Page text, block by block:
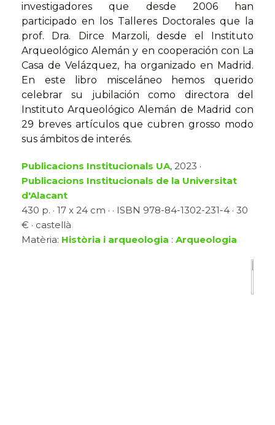
investigadores que desde 2006 han
participado en los Talleres Doctorales que la
prof. Dra. Dirce Marzoli, desde el Instituto
Arqueológico Alemán y en cooperación con La
Casa de Velázquez, ha organizado en Madrid.
En este libro misceláneo hemos querido
celebrar su jubilación como directora del
Instituto Arqueológico Alemán de Madrid con
29 breves artículos que cubren grosso modo
sus ámbitos de interés.
Publicacions Institucionals UA, 2023 ·
Publicacions Institucionals de la Universitat
d'Alacant
430 p. · 17 x 24 cm · · ISBN 978-84-1302-231-4 · 30
€ · castellà
Matèria: Història i arqueologia : Arqueologia